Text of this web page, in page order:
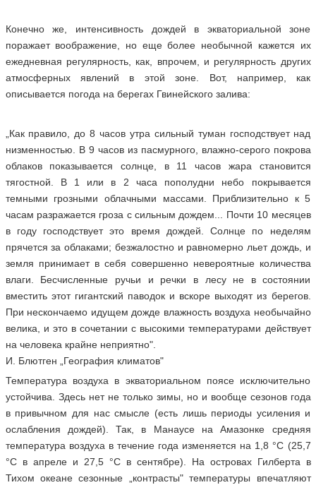
Конечно же, интенсивность дождей в экваториальной зоне
поражает воображение, но еще более необычной кажется их
ежедневная регулярность, как, впрочем, и регулярность других
атмосферных явлений в этой зоне. Вот, например, как
описывается погода на берегах Гвинейского залива:
„Как правило, до 8 часов утра сильный туман господствует над
низменностью. В 9 часов из пасмурного, влажно-серого покрова
облаков показывается солнце, в 11 часов жара становится
тягостной. В 1 или в 2 часа пополудни небо покрывается
темными грозными облачными массами. Приблизительно к 5
часам разражается гроза с сильным дождем... Почти 10 месяцев
в году господствует это время дождей. Солнце по неделям
прячется за облаками; безжалостно и равномерно льет дождь, и
земля принимает в себя совершенно невероятные количества
влаги. Бесчисленные ручьи и речки в лесу не в состоянии
вместить этот гигантский паводок и вскоре выходят из берегов.
При нескончаемо идущем дожде влажность воздуха необычайно
велика, и это в сочетании с высокими температурами действует
на человека крайне неприятно".
И. Блютген „География климатов"
Температура воздуха в экваториальном поясе исключительно
устойчива. Здесь нет не только зимы, но и вообще сезонов года
в привычном для нас смысле (есть лишь периоды усиления и
ослабления дождей). Так, в Манаусе на Амазонке средняя
температура воздуха в течение года изменяется на 1,8 °С (25,7
°С в апреле и 27,5 °С в сентябре). На островах Гилберта в
Тихом океане сезонные „контрасты" температуры впечатляют